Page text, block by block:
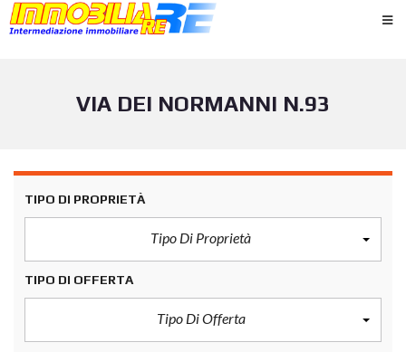
VIA DEI NORMANNI N.93
TIPO DI PROPRIETÀ
Tipo Di Proprietà
TIPO DI OFFERTA
Tipo Di Offerta